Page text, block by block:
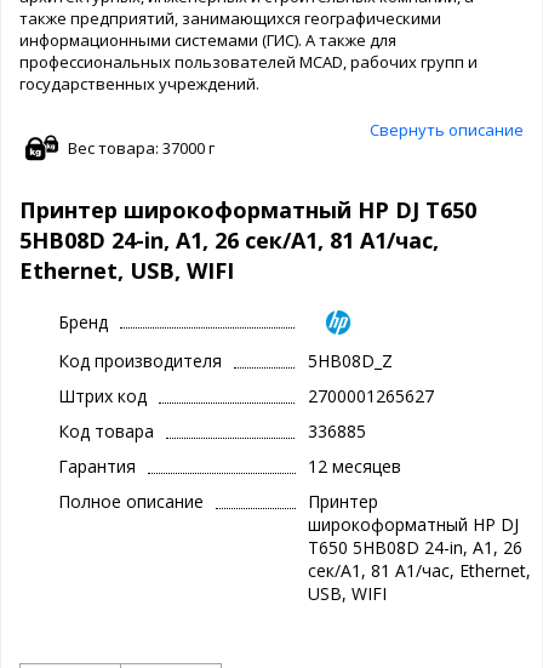
также предприятий, занимающихся географическими
информационными системами (ГИС). А также для
профессиональных пользователей MCAD, рабочих групп и
государственных учреждений.
Свернуть описание
Вес товара: 37000 г
Принтер широкоформатный HP DJ T650
5HB08D 24-in, А1, 26 сек/А1, 81 А1/час,
Ethernet, USB, WIFI
Бренд
Код производителя
5HB08D_Z
Штрих код
2700001265627
Код товара
336885
Гарантия
12 месяцев
Полное описание
Принтер
широкоформатный HP DJ
T650 5HB08D 24-in, А1, 26
сек/А1, 81 А1/час, Ethernet,
USB, WIFI